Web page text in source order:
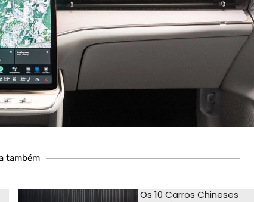
também
Os 10 Carros Chineses